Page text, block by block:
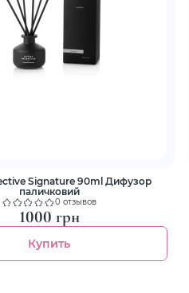
Signature 90ml Дифузор
паличковий
0 отзывов
1000 грн
Купить